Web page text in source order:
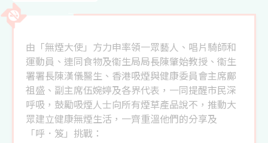
由「無煙大使」方力申率領一眾藝人、唱片騎師和
運動員、連同食物及衞生局局長陳肇始教授、衞生
署署長陳漢儀醫生、香港吸煙與健康委員會主席鄺
祖盛、副主席伍婉婷及各界代表，一同提醒市民深
呼吸，鼓勵吸煙人士向所有煙草產品說不，推動大
眾建立健康無煙生活，一齊重溫他們的分享及
「呼．笈」挑戰：